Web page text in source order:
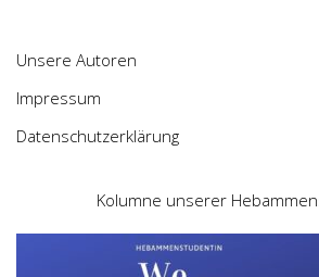
Unsere Autoren
Impressum
Datenschutzerklärung
Kolumne unserer